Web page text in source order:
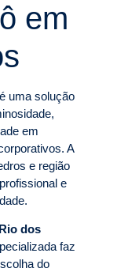
em
é uma solução
em
A
e região
e
dos
faz
do